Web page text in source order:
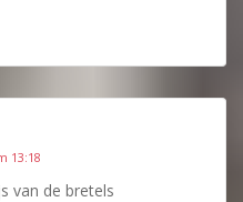
13:18
van de bretels